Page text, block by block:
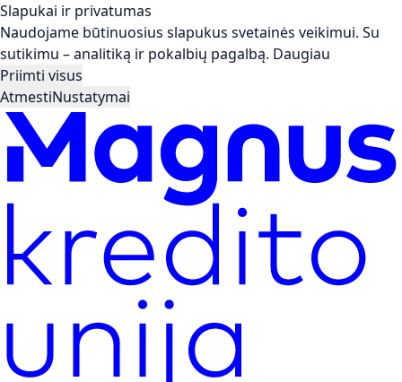
Slapukai ir privatumas
Naudojame būtinuosius slapukus svetainės veikimui. Su
sutikimu – analitiką ir pokalbių pagalbą. Daugiau
Priimti visus
AtmestiNustatymai